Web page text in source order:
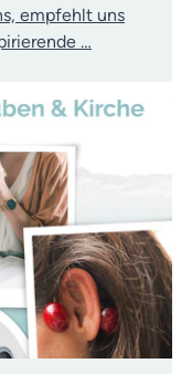
empfehlt uns
…